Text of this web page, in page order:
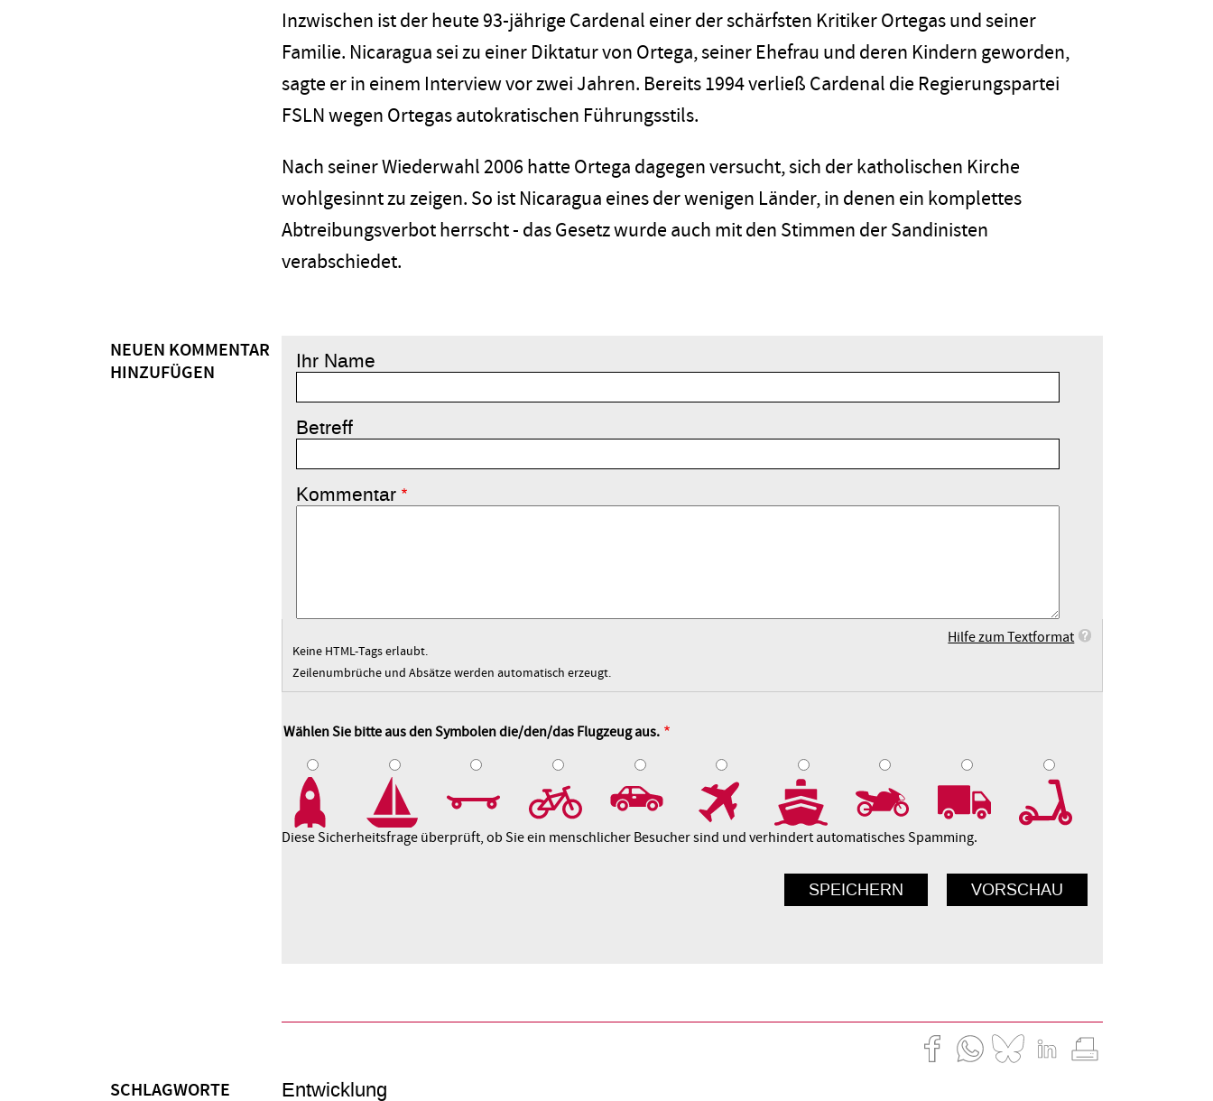
Inzwischen ist der heute 93-jährige Cardenal einer der schärfsten Kritiker Ortegas und seiner
Familie. Nicaragua sei zu einer Diktatur von Ortega, seiner Ehefrau und deren Kindern geworden,
sagte er in einem Interview vor zwei Jahren. Bereits 1994 verließ Cardenal die Regierungspartei
FSLN wegen Ortegas autokratischen Führungsstils.
Nach seiner Wiederwahl 2006 hatte Ortega dagegen versucht, sich der katholischen Kirche
wohlgesinnt zu zeigen. So ist Nicaragua eines der wenigen Länder, in denen ein komplettes
Abtreibungsverbot herrscht - das Gesetz wurde auch mit den Stimmen der Sandinisten
verabschiedet.
NEUEN KOMMENTAR
HINZUFÜGEN
Ihr Name
Betreff
Kommentar
Hilfe zum Textformat
Keine HTML-Tags erlaubt.
Zeilenumbrüche und Absätze werden automatisch erzeugt.
Wählen Sie bitte aus den Symbolen die/den/das Flugzeug aus.
6 9 10
Diese Sicherheitsfrage überprüft, ob Sie ein menschlicher Besucher sind und verhindert automatisches Spamming.
SCHLAGWORTE Entwicklung